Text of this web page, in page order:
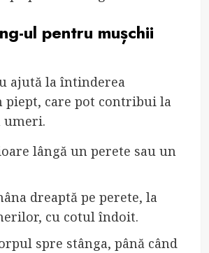
ul pentru mușchii
ajută la întinderea
care pot contribui la
umeri.
lângă un perete sau un
dreaptă pe perete, la
cu cotul îndoit.
spre stânga, până când